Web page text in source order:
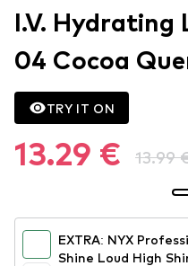
I.V. Hydrating
04 Cocoa
TRY IT ON
13.29 € 13.99
EXTRA: NYX
Shine Loud High